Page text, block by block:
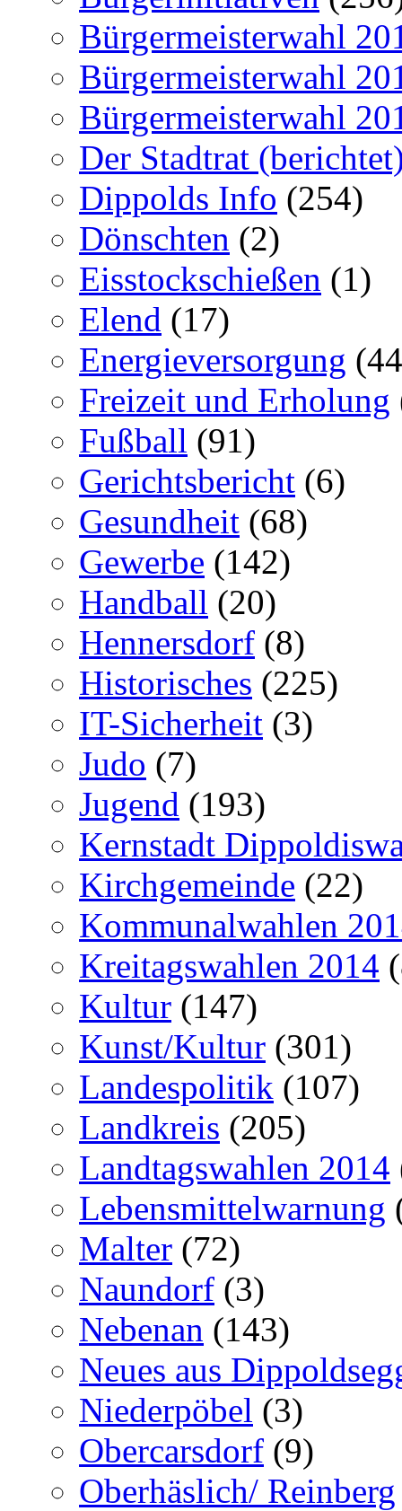
Bürgermeisterwahl
Bürgermeisterwahl
Bürgermeisterwahl
Der Stadtrat
Dippolds Info (254)
Dönschten (2)
Eisstockschießen (1)
Elend (17)
Energieversorgung
Freizeit und Erholung
Fußball (91)
Gerichtsbericht (6)
Gesundheit (68)
Gewerbe (142)
Handball (20)
Hennersdorf (8)
Historisches (225)
IT-Sicherheit (3)
Judo (7)
Jugend (193)
Kernstadt
Kirchgemeinde (22)
Kommunalwahlen
Kreitagswahlen 2014
Kultur (147)
Kunst/Kultur (301)
Landespolitik (107)
Landkreis (205)
Landtagswahlen 2014
Lebensmittelwarnung
Malter (72)
Naundorf (3)
Nebenan (143)
Neues aus
Niederpöbel (3)
Obercarsdorf (9)
Oberhäslich/ Reinberg